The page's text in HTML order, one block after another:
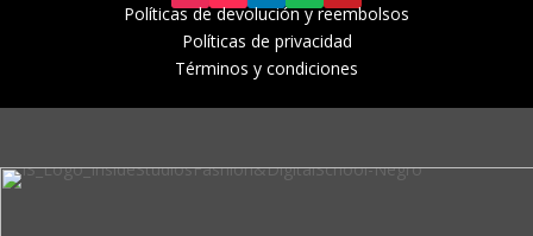
Políticas de devolución y reembolsos
Políticas de privacidad
Términos y condiciones